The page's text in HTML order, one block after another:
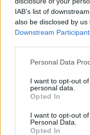
IAB’s list of
also be disclosed by
Downstream
Please note that this
not limited to your visit
grant or deny consent
use your data for
consent section.
Personal Data
I want to opt-out
personal data.
Opted In
I want to opt-out
Personal Data.
Opted In
NEWS